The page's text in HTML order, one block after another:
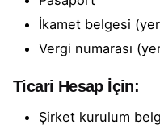
İkamet belgesi
Vergi numarası
Ticari Hesap İçin:
Şirket kurulum